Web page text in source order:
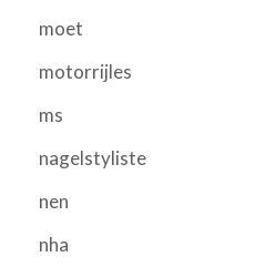
moet
motorrijles
ms
nagelstyliste
nen
nha